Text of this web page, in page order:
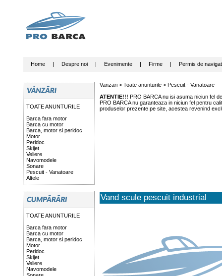
Home| Despre noi| Evenimente| Firme| Permis de
TOATE ANUNTURILE
Barca fara motor
Barca cu motor
Barca, motor si peridoc
Motor
Peridoc
Skijet
Veliere
Navomodele
Sonare
Pescuit - Vanatoare
Altele
TOATE ANUNTURILE
Barca fara motor
Barca cu motor
Barca, motor si peridoc
Motor
Peridoc
Skijet
Veliere
Navomodele
Vanzari > Toate anunturile> Pescuit - Vanatoare
ATENTIE!!! PRO BARCA nu isi asuma niciun fel
PRO BARCA nu garanteaza in niciun fel pentru
produselor prezente pe site, acestea revenind
Vand scule pescuit industrial